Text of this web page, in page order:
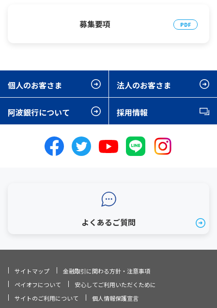
募集要項
個人のお客さま 法人のお客さま
阿波銀行について 採用情報
よくあるご質問
サイトマップ
金融取引に関わる方針・注意事項
ペイオフについて
安心してご利用いただくために
サイトのご利用について
個人情報保護宣言